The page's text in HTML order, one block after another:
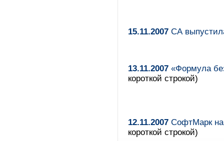
15.11.2007 СА
13.11.2007 «Формула
короткой строкой)
12.11.2007 СофтМарк
короткой строкой)